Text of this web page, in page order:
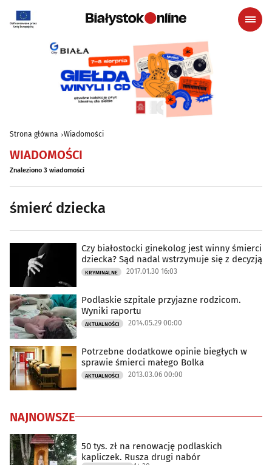
Strona główna Wiadomości
WIADOMOŚCI
Znaleziono 3 wiadomości
śmierć dziecka
Czy białostocki ginekolog jest winny śmierci
dziecka? Sąd nadal wstrzymuje się z decyzją
KRYMINALNE 2017.01.30 16:03
Podlaskie szpitale przyjazne rodzicom.
Wyniki raportu
AKTUALNOŚCI 2014.05.29 00:00
Potrzebne dodatkowe opinie biegłych w
sprawie śmierci małego Bolka
AKTUALNOŚCI 2013.03.06 00:00
NAJNOWSZE
50 tys. zł na renowację podlaskich
kapliczek. Rusza drugi nabór